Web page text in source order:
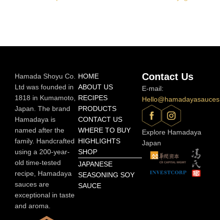
Hamada Shoyu Co.
Ltd was founded in
1818 in Kumamoto,
Japan. The brand
Hamadaya is
named after the
family. Handcrafted
using a 200-year-
old time-tested
recipe, Hamadaya
sauces are
exceptional in taste
and aroma.
HOME
ABOUT US
RECIPES
PRODUCTS
CONTACT US
WHERE TO BUY
HIGHLIGHTS
SHOP
JAPANESE
SEASONING SOY
SAUCE
Contact Us
E-mail:
Explore Hamadaya
Japan